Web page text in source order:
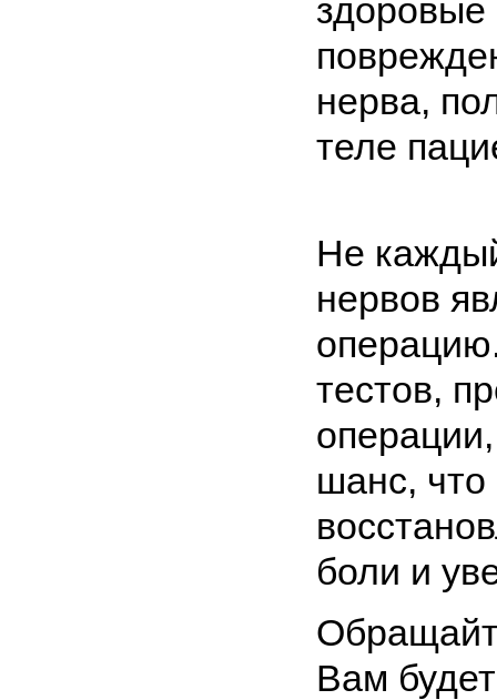
здоровые
нерва,
теле
Не
нервов
тестов,
шанс, что
боли и
Вам